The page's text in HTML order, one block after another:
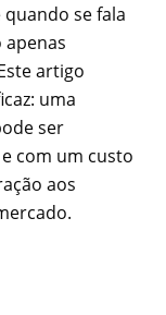
se fala
apenas
artigo
uma
ser
com um custo
aos